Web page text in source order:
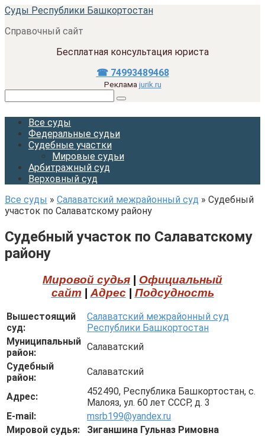
Перейти
контенту
Суды Республики Башкортостан
Справочный сайт
Бесплатная консультация юриста
☎ 74993489468
Реклама jurik.ru
Все суды
Федеральные судьи
Судебные участки
Мировые судьи
Арбитражный суд
Верховный суд
Все суды » Салаватский межрайонный суд » Судебный
участок по Салаватскому району
Судебный участок по Салаватскому
району
Мировой судья | Официальный
сайт | Адрес | Подсудность
Вышестоящий
суд:
Салаватский межрайонный суд
Республики Башкортостан
Муниципальный
район:
Салаватский
Судебный
район:
Салаватский
Адрес:
452490, Республика Башкортостан, с.
Малояз, ул. 60 лет СССР, д. 3
E-mail:
msrb199@yandex.ru
Мировой судья:
Зиганшина Гульназ Римовна